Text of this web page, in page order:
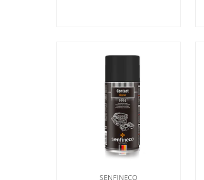
SENFINECO